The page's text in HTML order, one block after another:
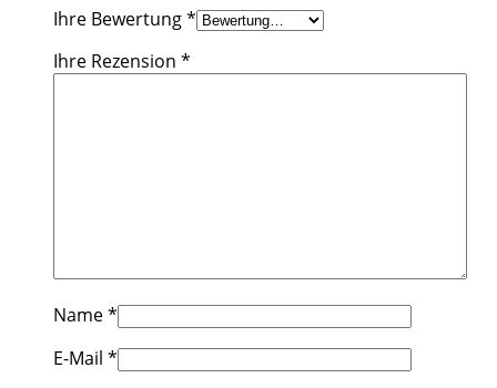
Ihre Bewertung*
Ihre Rezension *
Name*
E-Mail *